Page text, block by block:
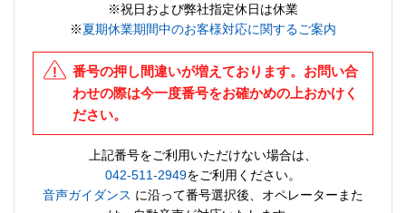
※祝日および弊社指定休日は休業
※夏期休業期間中のお客様対応に関するご案内
番号の押し間違いが増えております。お問い合
わせの際は今一度番号をお確かめの上おかけく
ださい。
上記番号をご利用いただけない場合は、
042-511-2949をご利用ください。
音声ガイダンス に沿って番号選択後、オペレーターまた